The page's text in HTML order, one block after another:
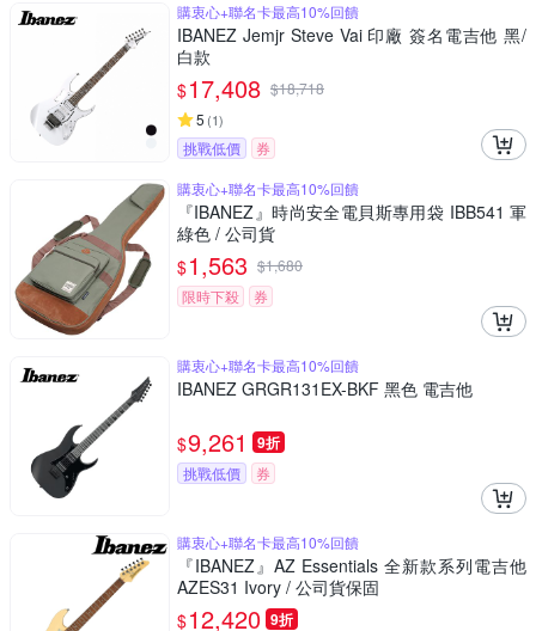
購衷心+聯名卡最高10%回饋
IBANEZ Jemjr Steve Vai 印廠 簽名電吉他 黑/
白款
$17,408 $18,718
5 (1)
挑戰低價
券
購衷心+聯名卡最高10%回饋
『IBANEZ』時尚安全電貝斯專用袋 IBB541 軍
綠色 / 公司貨
$1,563 $1,680
限時下殺
券
購衷心+聯名卡最高10%回饋
IBANEZ GRGR131EX-BKF 黑色 電吉他
$9,261 9折
挑戰低價 券
購衷心+聯名卡最高10%回饋
『IBANEZ』AZ Essentials 全新款系列電吉他
AZES31 Ivory / 公司貨保固
$12,420 9折